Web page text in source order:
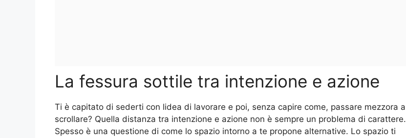
La fessura sottile tra intenzione e azione
Ti è capitato di sederti con lidea di lavorare e poi, senza capire come, passare mezzora a
scrollare? Quella distanza tra intenzione e azione non è sempre un problema di carattere.
Spesso è una questione di come lo spazio intorno a te propone alternative. Lo spazio ti